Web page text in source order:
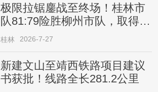
极限拉锯鏖战至终场！桂林市
队81:79险胜柳州市队，取得四
连胜
桂林 2026-7-27
新建文山至靖西铁路项目建议
书获批！线路全长281.2公里